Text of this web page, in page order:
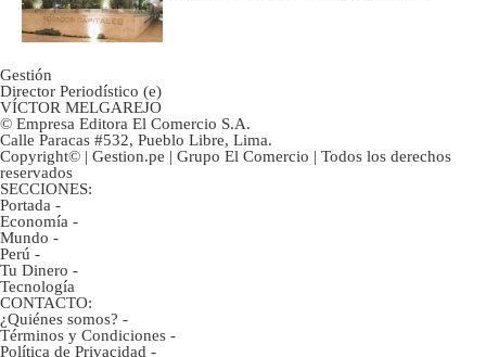
Gestión
Director Periodístico (e)
VÍCTOR MELGAREJO
© Empresa Editora El Comercio S.A.
Calle Paracas #532, Pueblo Libre, Lima.
Copyright© | Gestion.pe | Grupo El Comercio | Todos los derechos
reservados
SECCIONES:
Portada -
Economía -
Mundo -
Perú -
Tu Dinero -
Tecnología
CONTACTO:
¿Quiénes somos? -
Términos y Condiciones -
Política de Privacidad -